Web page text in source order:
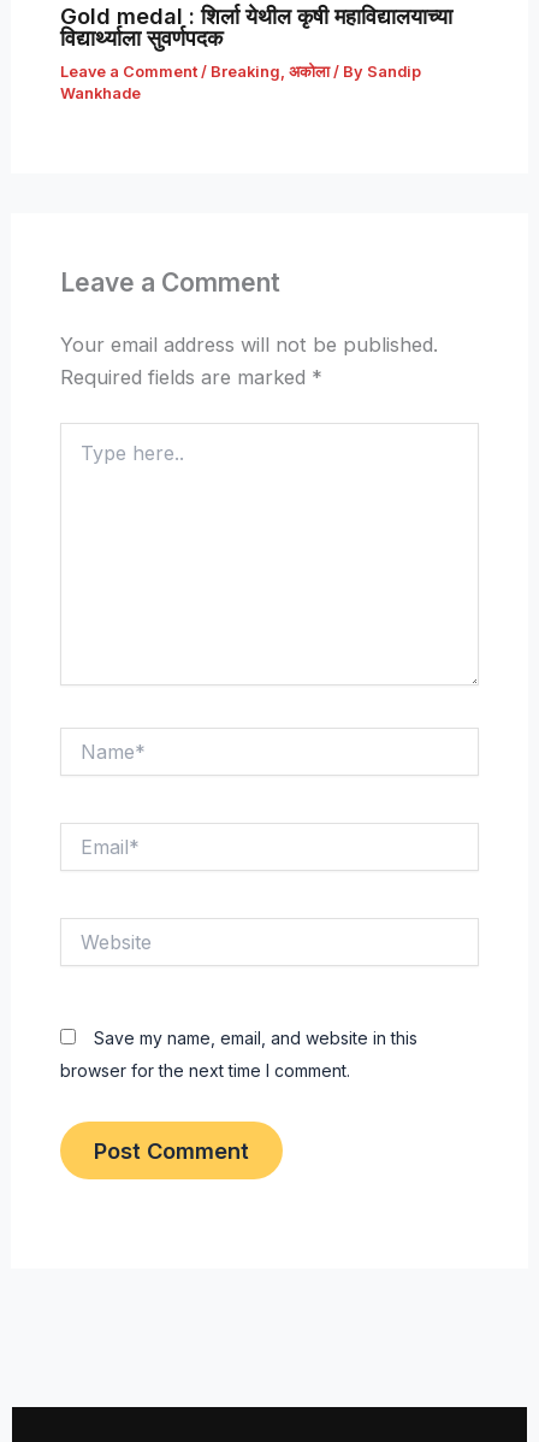
Gold medal : शिर्ला येथील कृषी महाविद्यालयाच्या
विद्यार्थ्याला सुवर्णपदक
Leave a Comment / Breaking अकोला/ By Sandip
Wankhade
Leave a Comment
Your email address will not be published.
Required fields are marked *
here..
Save my name, email, and website in this
browser for the next time I comment.